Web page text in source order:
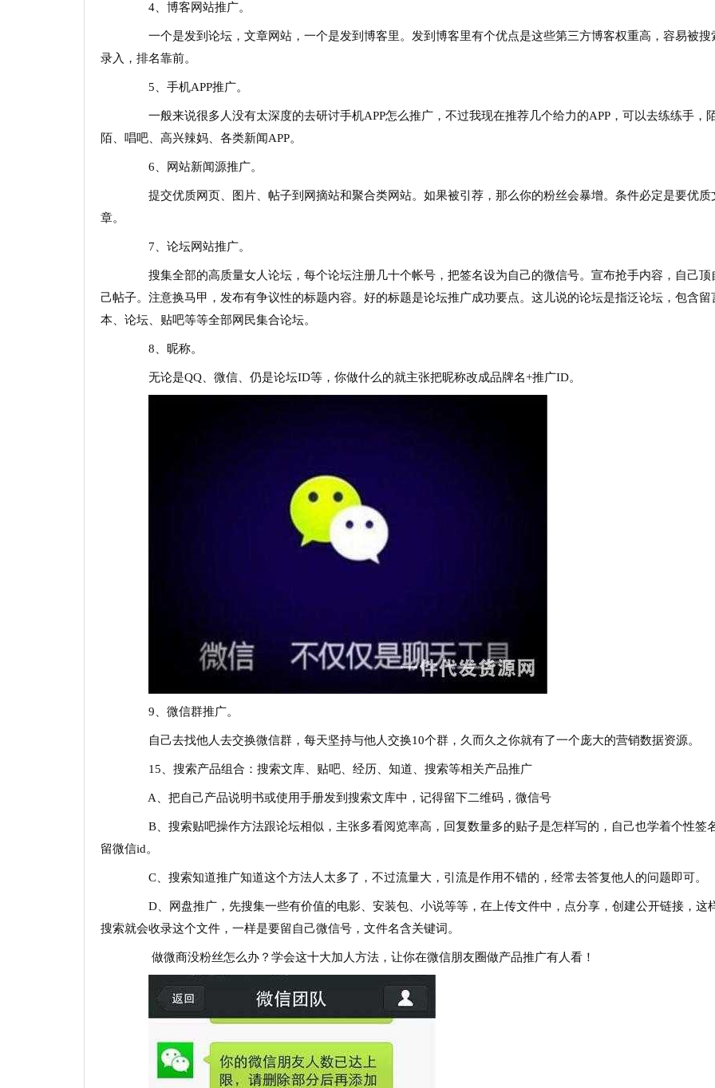
4、博客网站推广。
一个是发到论坛，文章网站，一个是发到博客里。发到博客里有个优点是这些第三方博客权重高，容易被搜
录入，排名靠前。
5、手机APP推广。
一般来说很多人没有太深度的去研讨手机APP怎么推广，不过我现在推荐几个给力的APP，可以去练练手，
陌、唱吧、高兴辣妈、各类新闻APP。
6、网站新闻源推广。
提交优质网页、图片、帖子到网摘站和聚合类网站。如果被引荐，那么你的粉丝会暴增。条件必定是要优质
章。
7、论坛网站推广。
搜集全部的高质量女人论坛，每个论坛注册几十个帐号，把签名设为自己的微信号。宣布抢手内容，自己顶
己帖子。注意换马甲，发布有争议性的标题内容。好的标题是论坛推广成功要点。这儿说的论坛是指泛论坛，包含留
本、论坛、贴吧等等全部网民集合论坛。
8、昵称。
无论是QQ、微信、仍是论坛ID等，你做什么的就主张把昵称改成品牌名+推广ID。
9、微信群推广。
自己去找他人去交换微信群，每天坚持与他人交换10个群，久而久之你就有了一个庞大的营销数据资源。
15、搜索产品组合：搜索文库、贴吧、经历、知道、搜索等相关产品推广
A、把自己产品说明书或使用手册发到搜索文库中，记得留下二维码，微信号
B、搜索贴吧操作方法跟论坛相似，主张多看阅览率高，回复数量多的贴子是怎样写的，自己也学着个性签
留微信id。
C、搜索知道推广知道这个方法人太多了，不过流量大，引流是作用不错的，经常去答复他人的问题即可。
D、网盘推广，先搜集一些有价值的电影、安装包、小说等等，在上传文件中，点分享，创建公开链接，这
搜索就会收录这个文件，一样是要留自己微信号，文件名含关键词。
做微商没粉丝怎么办？学会这十大加人方法，让你在微信朋友圈做产品推广有人看！